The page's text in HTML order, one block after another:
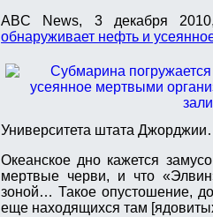
ABC News, 3 декабря
обнаруживает нефть и
Университета штата
Океанское дно кажется
мертвые черви, и что
зоной… Такое опустошение,
еще находящихся там